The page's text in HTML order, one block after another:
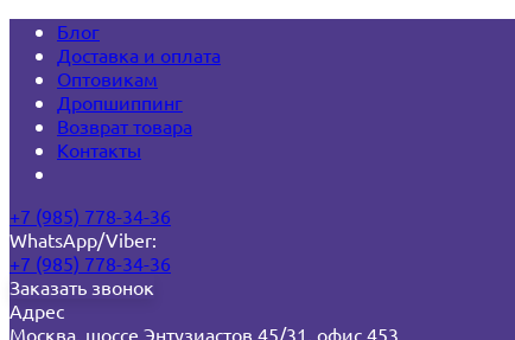
Блог
Доставка и оплата
Оптовикам
Дропшиппинг
Возврат товара
Контакты
+7 (985) 778-34-36
WhatsApp/Viber:
+7 (985) 778-34-36
Заказать звонок
Адрес
Москва, шоссе Энтузиастов 45/31, офис 453